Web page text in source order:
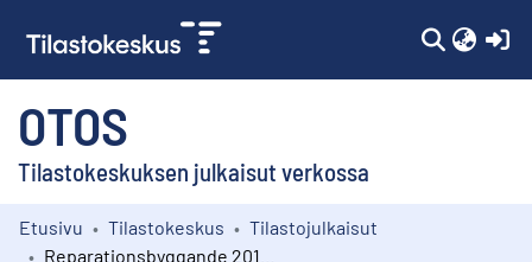
OTOS
Tilastokeskuksen julkaisut verkossa
Kokoelmat
Etusivu Tilastokeskus
Tilastojulkaisut